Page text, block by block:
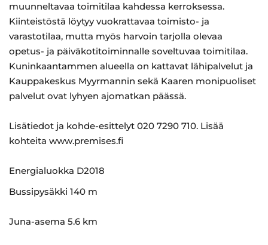
muunneltavaa toimitilaa kahdessa kerroksessa.
Kiinteistöstä löytyy vuokrattavaa toimisto- ja
varastotilaa, mutta myös harvoin tarjolla olevaa
opetus- ja päiväkotitoiminnalle soveltuvaa toimitilaa.
Kuninkaantammen alueella on kattavat lähipalvelut ja
Kauppakeskus Myyrmannin sekä Kaaren monipuoliset
palvelut ovat lyhyen ajomatkan päässä.
Lisätiedot ja kohde-esittelyt 020 7290 710. Lisää
kohteita www.premises.fi
Energialuokka D2018
Bussipysäkki 140 m
Juna-asema 5.6 km